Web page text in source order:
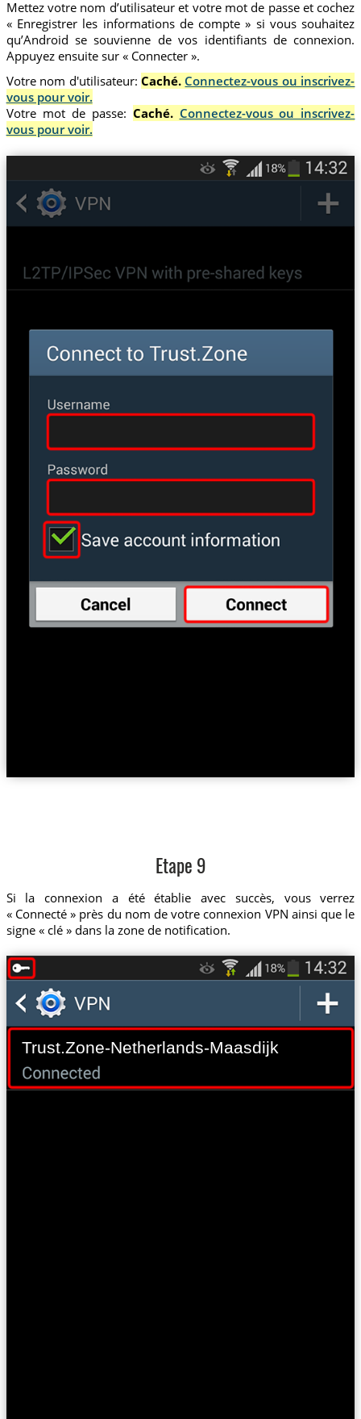
Mettez votre nom d’utilisateur et votre mot de passe et cochez
« Enregistrer les informations de compte » si vous souhaitez
qu’Android se souvienne de vos identifiants de connexion.
Appuyez ensuite sur « Connecter ».
Votre nom d'utilisateur: Caché. Connectez-vous ou inscrivez-
vous pour voir.
Votre mot de passe: Caché. Connectez-vous ou inscrivez-
vous pour voir.
Etape 9
Si la connexion a été établie avec succès, vous verrez
« Connecté » près du nom de votre connexion VPN ainsi que le
signe « clé » dans la zone de notification.
Trust.Zone-Netherlands-Maasdijk